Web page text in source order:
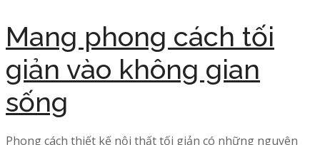
Mang phong cách tối
giản vào không gian
sống
Phong cách thiết kế nội thất tối giản có những nguyên